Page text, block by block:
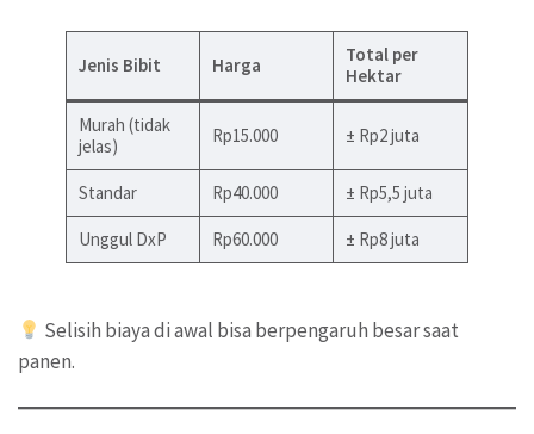
Jenis Bibit Harga
Total per
Hektar
Murah (tidak
jelas)
Rp15.000 ± Rp2 juta
Standar Rp40.000 ± Rp5,5 juta
Unggul DxP Rp60.000 ± Rp8 juta
Selisih biaya di awal bisa berpengaruh besar saat
panen.